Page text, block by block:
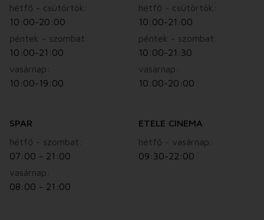
hétfő - csütörtök:
10:00-20:00
péntek - szombat:
10:00-21:00
vasárnap:
10:00-19:00
hétfő - csütörtök:
10:00-21:00
péntek - szombat:
10:00-21:30
vasárnap:
10:00-20:00
SPAR
hétfő - szombat:
07:00 - 21:00
vasárnap:
08:00 - 21:00
ETELE CINEMA
hétfő - vasárnap:
09:30-22:00